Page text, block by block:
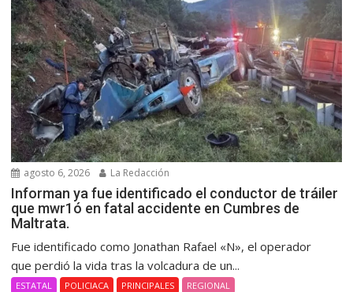
agosto 6, 2026 La Redacción
Informan ya fue identificado el conductor de tráiler
que mwr1ó en fatal accidente en Cumbres de
Maltrata.
Fue identificado como Jonathan Rafael «N», el operador
que perdió la vida tras la volcadura de un...
ESTATAL POLICIACA PRINCIPALES REGIONAL